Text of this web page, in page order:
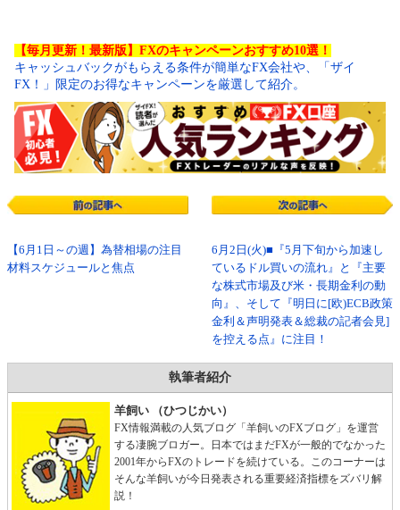
【毎月更新！最新版】FXのキャンペーンおすすめ10選！
キャッシュバックがもらえる条件が簡単なFX会社や、「ザイ
FX！」限定のお得なキャンペーンを厳選して紹介。
【6月1日～の週】為替相場の注目
材料スケジュールと焦点
6月2日(火)■『5月下旬から加速し
ているドル買いの流れ』と『主要
な株式市場及び米・長期金利の動
向』、そして『明日に[欧)ECB政策
金利＆声明発表＆総裁の記者会見]
を控える点』に注目！
執筆者紹介
羊飼い （ひつじかい）
FX情報満載の人気ブログ「羊飼いのFXブログ」を運営
する凄腕ブロガー。日本ではまだFXが一般的でなかった
2001年からFXのトレードを続けている。このコーナーは
そんな羊飼いが今日発表される重要経済指標をズバリ解
説！